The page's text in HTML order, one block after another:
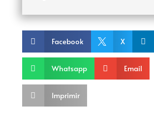
 Facebook  X 
 Whatsapp  Email
 Imprimir